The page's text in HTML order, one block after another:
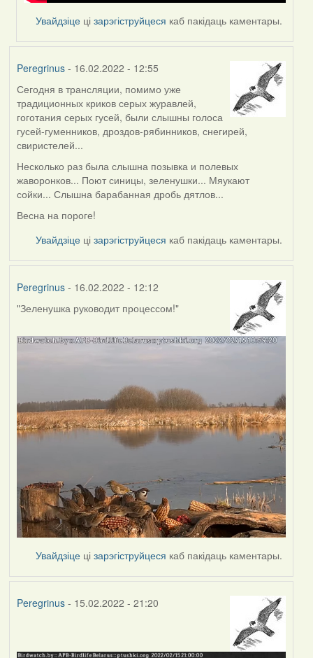
Увайдзіце цізарэгіструйцеся каб пакідаць каментары.
Peregrinus- 16.02.2022 - 12:55
Сегодня в трансляции, помимо уже
традиционных криков серых журавлей,
гоготания серых гусей, были слышны голоса
гусей-гуменников, дроздов-рябинников, снегирей,
свиристелей...
Несколько раз была слышна позывка и полевых
жаворонков... Поют синицы, зеленушки... Мяукают
сойки... Слышна барабанная дробь дятлов...
Весна на пороге!
Увайдзіце цізарэгіструйцеся каб пакідаць каментары.
Peregrinus- 16.02.2022 - 12:12
"Зеленушка руководит процессом!"
Увайдзіце цізарэгіструйцеся каб пакідаць каментары.
Peregrinus- 15.02.2022 - 21:20